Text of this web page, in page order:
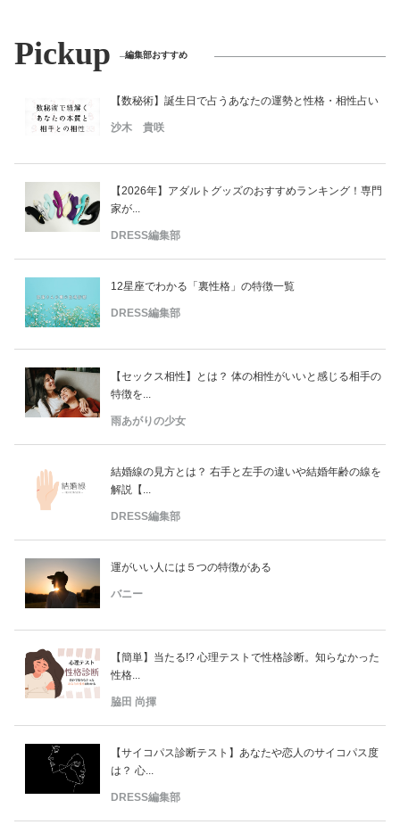
Pickup 編集部おすすめ
【数秘術】誕生日で占うあなたの運勢と性格・相性占い
沙木 貴咲
【2026年】アダルトグッズのおすすめランキング！専門
家が...
DRESS編集部
12星座でわかる「裏性格」の特徴一覧
DRESS編集部
【セックス相性】とは？ 体の相性がいいと感じる相手の
特徴を...
雨あがりの少女
結婚線の見方とは？ 右手と左手の違いや結婚年齢の線を
解説【...
DRESS編集部
運がいい人には５つの特徴がある
バニー
【簡単】当たる!? 心理テストで性格診断。知らなかった
性格...
脇田 尚揮
【サイコパス診断テスト】あなたや恋人のサイコパス度
は？ 心...
DRESS編集部